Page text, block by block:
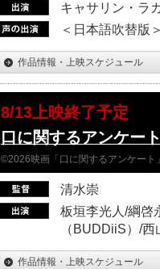
キャサリン・ラ
＜日本語吹替版
作品情報・上映スケジュール
8/13上映終了予定
口に関するアンケー
©2026映画「口に関するアンケート
清水崇
板垣李光人/綱啓
（BUDDiiS）/
作品情報・上映スケジュール